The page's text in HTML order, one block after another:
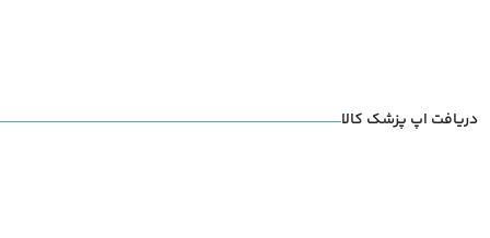
دریافت اپ پزشک کالا